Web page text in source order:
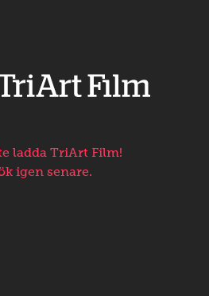
ladda TriArt Film!
igen senare.